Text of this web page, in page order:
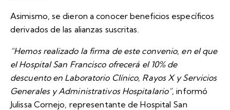
Asimismo, se dieron a conocer beneficios específicos
derivados de las alianzas suscritas.
“Hemos realizado la firma de este convenio, en el que
el Hospital San Francisco ofrecerá el 10% de
descuento en Laboratorio Clínico, Rayos X y Servicios
Generales y Administrativos Hospitalario”, informó
Julissa Cornejo, representante de Hospital San